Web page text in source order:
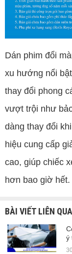
Dán phim đổi
xu hướng nổi
thay đổi phong
vượt trội như
dàng thay đổi
hiệu cung cấp
cao, giúp chiếc
hơn bao giờ hết.
BÀI VIẾT LIÊN
ý